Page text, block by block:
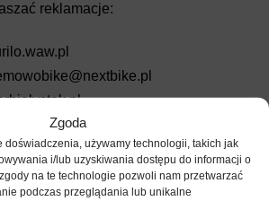
Zgoda
doświadczenia, używamy technologii, takich jak
i/lub uzyskiwania dostępu do informacji o
na te technologie pozwoli nam przetwarzać
podczas przeglądania lub unikalne
reklamacje:
Miejski:
Miejski:bokwrm@nextbike.pl
Miejski:bokprm@nextbike.pl